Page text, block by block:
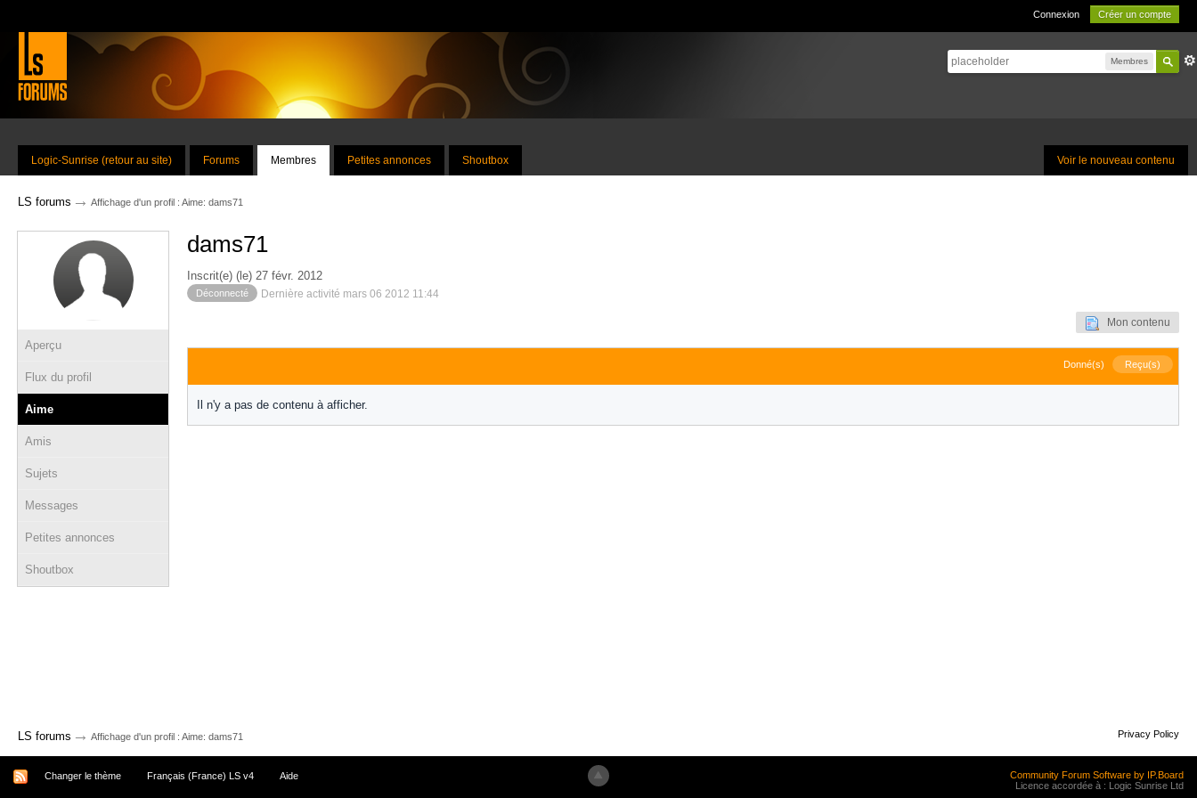
Connexion Créer un compte
Membres
Voir le nouveau contenu
Logic-Sunrise (retour au site) Forums Membres Petites annonces Shoutbox
LS forums → Affichage d'un profil : Aime: dams71
Aperçu
Flux du profil
Aime
Amis
Sujets
Messages
Petites annonces
Shoutbox
dams71
Inscrit(e) (le) 27 févr. 2012
Déconnecté Dernière activité mars 06 2012 11:44
Mon contenu
Donné(s) Reçu(s)
Il n'y a pas de contenu à afficher.
LS forums → Affichage d'un profil : Aime: dams71 Privacy Policy
Changer le thème Français (France) LS v4 Aide
Community Forum Software by IP.Board
Licence accordée à : Logic Sunrise Ltd